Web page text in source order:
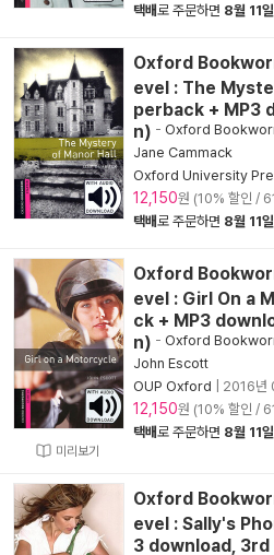
택배로 주문하면 8월 11
Oxford
evel : The
perback + MP3
n) - Oxford
Jane Cammack
Oxford University
12,150원 (10% 할인 /
택배로 주문하면 8월 11
미리보기
Oxford
evel : Girl On a
ck + MP3
n) - Oxford
John Escott
OUP Oxford
2016년
12,150원 (10% 할인 /
택배로 주문하면 8월 11
Oxford
evel : Sally's
3 download, 3rd